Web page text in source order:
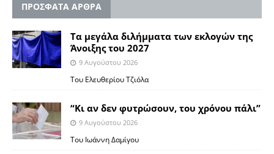
ΠΡΟΣΦΑΤΑ ΑΡΘΡΑ
Τα μεγάλα διλήμματα των εκλογών της
Άνοιξης του 2027
9 Αυγούστου 2026
Του Ελευθερίου Τζιόλα
“Κι αν δεν φυτρώσουν, του χρόνου πάλι”
9 Αυγούστου 2026
Toυ Ιωάννη Δαμίγου